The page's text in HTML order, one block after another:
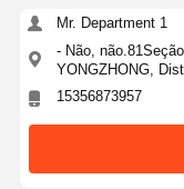
Mr. Department 1
- Não,
YONGZHONG,
15356873957